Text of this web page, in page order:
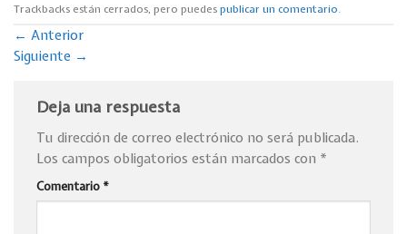
Trackbacks están cerrados, pero puedespublicar un comentario.
← Anterior
Siguiente →
Deja una respuesta
Tu dirección de correo electrónico no será publicada.
Los campos obligatorios están marcados con *
Comentario *